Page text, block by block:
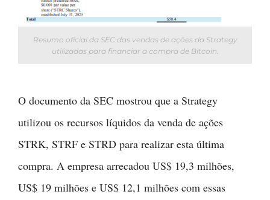
Resumo oficial da SEC das vendas de ações da Strategy
utilizadas para financiar a compra de Bitcoin.
O documento da SEC mostrou que a Strategy
utilizou os recursos líquidos da venda de ações
STRK, STRF e STRD para realizar esta última
compra. A empresa arrecadou US$ 19,3 milhões,
US$ 19 milhões e US$ 12,1 milhões com essas